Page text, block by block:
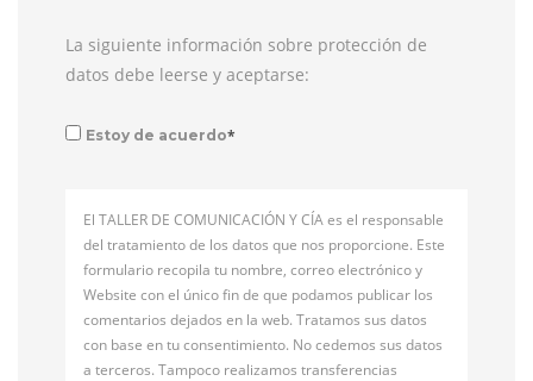
La siguiente información sobre protección de
datos debe leerse y aceptarse:
Estoy de acuerdo*
El TALLER DE COMUNICACIÓN Y CÍA es el responsable
del tratamiento de los datos que nos proporcione. Este
formulario recopila tu nombre, correo electrónico y
Website con el único fin de que podamos publicar los
comentarios dejados en la web. Tratamos sus datos
con base en tu consentimiento. No cedemos sus datos
a terceros. Tampoco realizamos transferencias